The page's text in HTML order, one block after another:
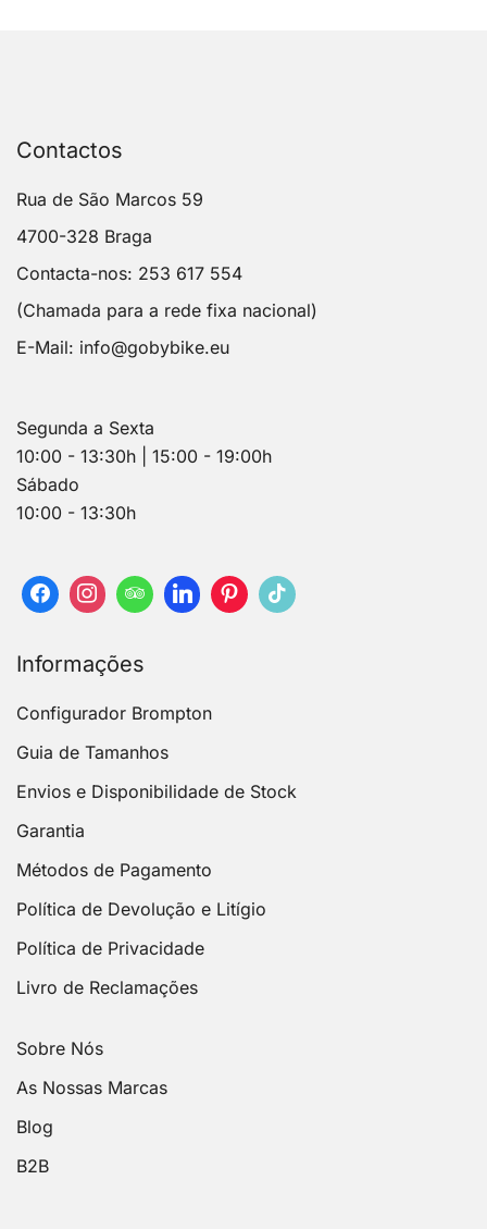
Contactos
Rua de São Marcos 59
4700-328 Braga
Contacta-nos: 253 617 554
(Chamada para a rede fixa nacional)
E-Mail: info@gobybike.eu
Segunda a Sexta
10:00 - 13:30h | 15:00 - 19:00h
Sábado
10:00 - 13:30h
Informações
Configurador Brompton
Guia de Tamanhos
Envios e Disponibilidade de Stock
Garantia
Métodos de Pagamento
Política de Devolução e Litígio
Política de Privacidade
Livro de Reclamações
Sobre Nós
As Nossas Marcas
Blog
B2B